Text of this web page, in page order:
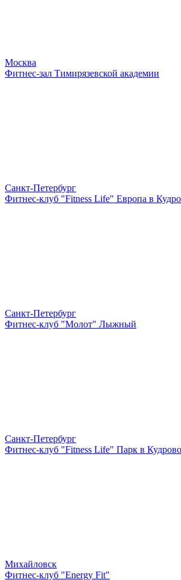
Москва
Фитнес-зал Тимирязевской академии
Санкт-Петербург
Фитнес-клуб "Fitness Life" Европа в
Санкт-Петербург
Фитнес-клуб "Молот" Лыжный
Санкт-Петербург
Фитнес-клуб "Fitness Life" Парк в Кудрово
Михайловск
Фитнес-клуб "Energy Fit"